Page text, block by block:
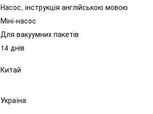
Насос, інструкція англійською мовою
Міні-насос
Для вакуумних пакетів
14 днів
Китай
Україна